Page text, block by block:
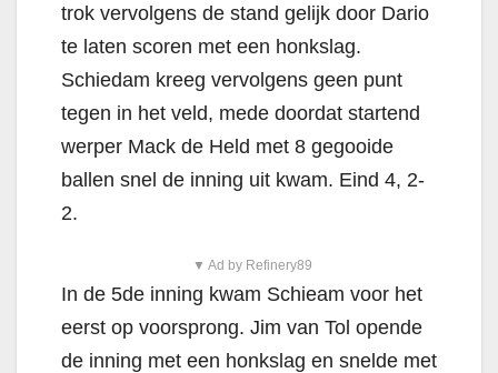
trok vervolgens de stand gelijk door Dario
te laten scoren met een honkslag.
Schiedam kreeg vervolgens geen punt
tegen in het veld, mede doordat startend
werper Mack de Held met 8 gegooide
ballen snel de inning uit kwam. Eind 4, 2-
2.
▼ Ad by Refinery89
In de 5de inning kwam Schieam voor het
eerst op voorsprong. Jim van Tol opende
de inning met een honkslag en snelde met